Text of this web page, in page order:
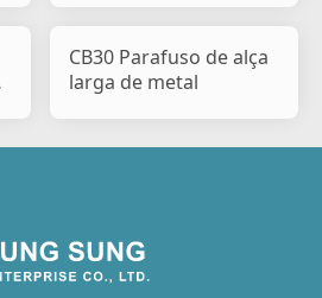
CB30 Parafuso de alça
larga de metal